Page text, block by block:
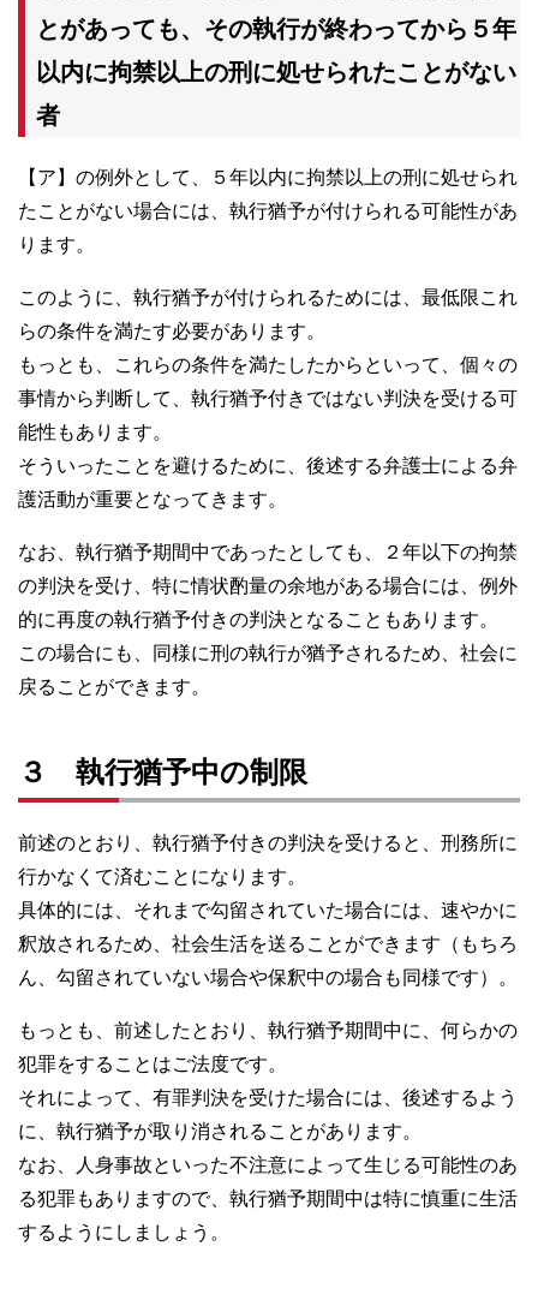
とがあっても、その執行が終わってから５年
以内に拘禁以上の刑に処せられたことがない
者
【ア】の例外として、５年以内に拘禁以上の刑に処せられ
たことがない場合には、執行猶予が付けられる可能性があ
ります。
このように、執行猶予が付けられるためには、最低限これ
らの条件を満たす必要があります。
もっとも、これらの条件を満たしたからといって、個々の
事情から判断して、執行猶予付きではない判決を受ける可
能性もあります。
そういったことを避けるために、後述する弁護士による弁
護活動が重要となってきます。
なお、執行猶予期間中であったとしても、２年以下の拘禁
の判決を受け、特に情状酌量の余地がある場合には、例外
的に再度の執行猶予付きの判決となることもあります。
この場合にも、同様に刑の執行が猶予されるため、社会に
戻ることができます。
３ 執行猶予中の制限
前述のとおり、執行猶予付きの判決を受けると、刑務所に
行かなくて済むことになります。
具体的には、それまで勾留されていた場合には、速やかに
釈放されるため、社会生活を送ることができます（もちろ
ん、勾留されていない場合や保釈中の場合も同様です）。
もっとも、前述したとおり、執行猶予期間中に、何らかの
犯罪をすることはご法度です。
それによって、有罪判決を受けた場合には、後述するよう
に、執行猶予が取り消されることがあります。
なお、人身事故といった不注意によって生じる可能性のあ
る犯罪もありますので、執行猶予期間中は特に慎重に生活
するようにしましょう。